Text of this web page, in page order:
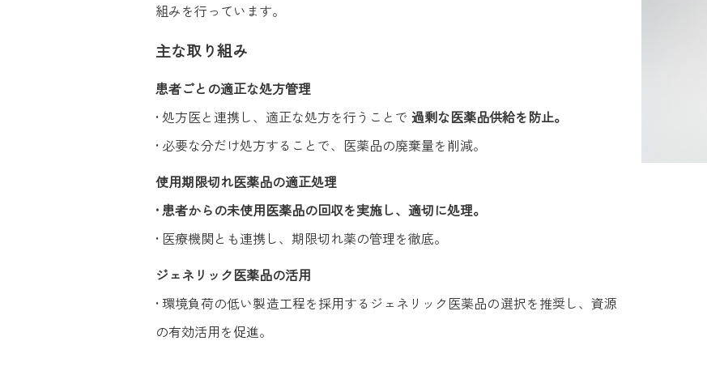
組みを行っています。
主な取り組み
患者ごとの適正な処方管理
• 処方医と連携し、適正な処方を行うことで 過剰な医薬品供給を防止。
• 必要な分だけ処方することで、医薬品の廃棄量を削減。
使用期限切れ医薬品の適正処理
• 患者からの未使用医薬品の回収を実施し、適切に処理。
• 医療機関とも連携し、期限切れ薬の管理を徹底。
ジェネリック医薬品の活用
• 環境負荷の低い製造工程を採用するジェネリック医薬品の選択を推奨し、資源
の有効活用を促進。